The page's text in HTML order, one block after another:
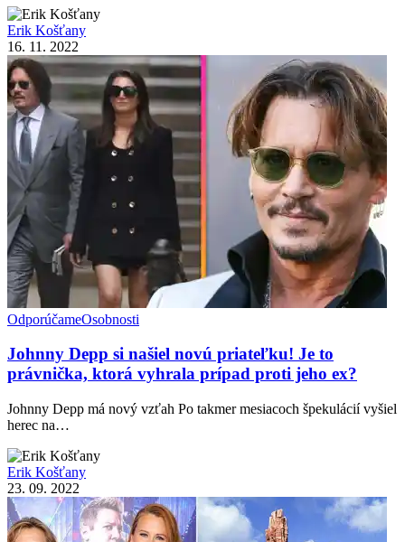
Erik Košťany
16. 11. 2022
OdporúčameOsobnosti
Johnny Depp si našiel novú priateľku! Je to
právnička, ktorá vyhrala prípad proti jeho ex?
Johnny Depp má nový vzťah Po takmer mesiacoch špekulácií vyšiel
herec na…
Erik Košťany
23. 09. 2022